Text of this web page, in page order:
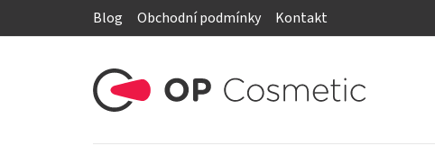
Blog Obchodní podmínky Kontakt